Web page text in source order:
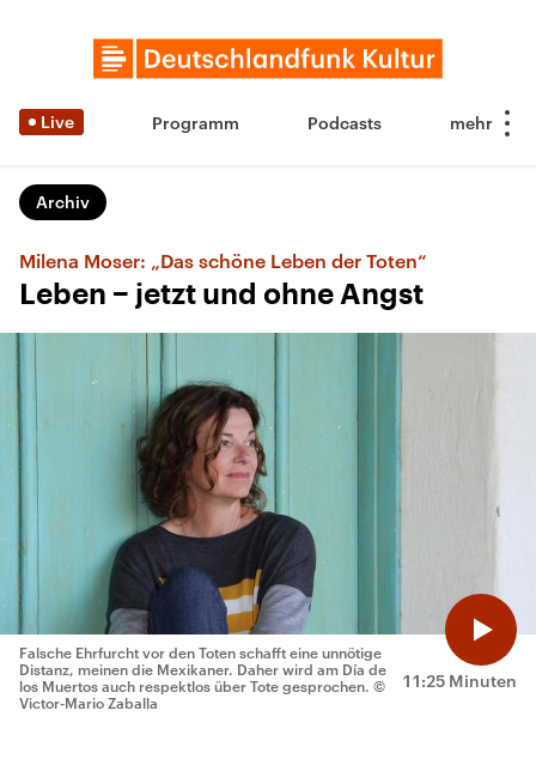
Live Programm Podcasts
Archiv
Milena Moser: „Das schöne Leben der Toten“
Leben − jetzt und ohne Angst
11:25 Minuten
Falsche Ehrfurcht vor den Toten schafft eine unnötige
Distanz, meinen die Mexikaner. Daher wird am Día de
los Muertos auch respektlos über Tote gesprochen. ©
Victor-Mario Zaballa